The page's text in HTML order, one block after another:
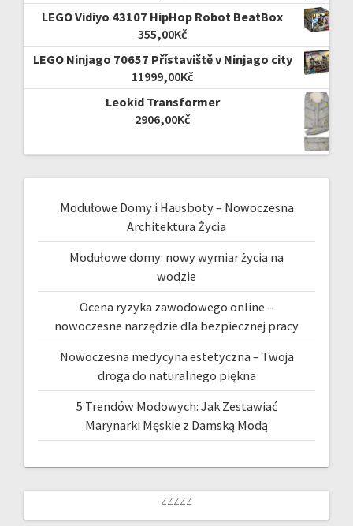
LEGO Vidiyo 43107 HipHop Robot BeatBox
355,00Kč
LEGO Ninjago 70657 Přístaviště v Ninjago city
11999,00Kč
Leokid Transformer
2906,00Kč
Modułowe Domy i Hausboty – Nowoczesna
Architektura Życia
Modułowe domy: nowy wymiar życia na
wodzie
Ocena ryzyka zawodowego online –
nowoczesne narzędzie dla bezpiecznej pracy
Nowoczesna medycyna estetyczna – Twoja
droga do naturalnego piękna
5 Trendów Modowych: Jak Zestawiać
Marynarki Męskie z Damską Modą
zzzzz